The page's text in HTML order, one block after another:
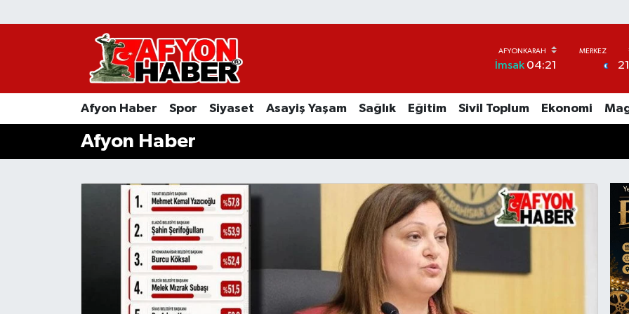
İmsak04:21 21
Afyon Haber Spor Siyaset Asayiş Yaşam Sağlık Eğitim Sivil Toplum Ekonomi
Afyon Haber
Afyon Haber
Spor
Asayiş Yaşam